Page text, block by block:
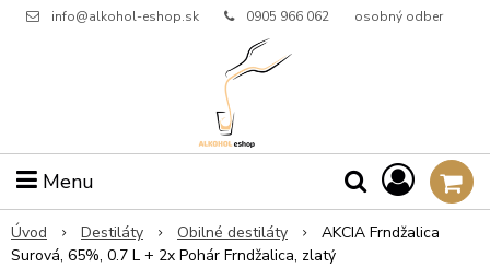
info@alkohol-eshop.sk 0905 966 062 osobný odber
Menu
Úvod Destiláty Obilné destiláty
AKCIA Frndžalica
Surová, 65%, 0.7 L + 2x Pohár Frndžalica, zlatý